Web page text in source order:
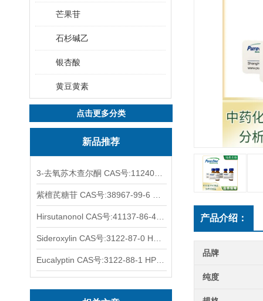
芒果苷
石杉碱乙
银杏酸
黄豆黄素
点击更多分类
新品推荐
产品介绍：
品牌
纯度